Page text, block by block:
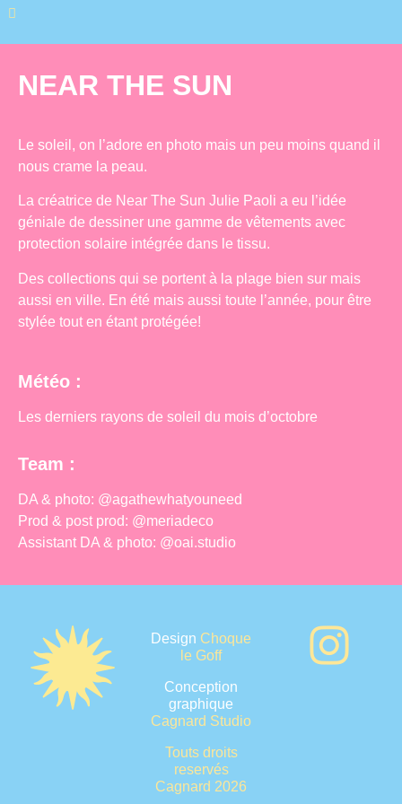
NEAR THE SUN
Le soleil, on l’adore en photo mais un peu moins quand il
nous crame la peau.
La créatrice de Near The Sun Julie Paoli a eu l’idée
géniale de dessiner une gamme de vêtements avec
protection solaire intégrée dans le tissu.
Des collections qui se portent à la plage bien sur mais
aussi en ville. En été mais aussi toute l’année, pour être
stylée tout en étant protégée!
Météo :
Les derniers rayons de soleil du mois d’octobre
Team :
DA & photo: @agathewhatyouneed
Prod & post prod: @meriadeco
Assistant DA & photo: @oai.studio
Design Choque
le Goff
Conception
graphique
Cagnard Studio
Touts droits
reservés
Cagnard 2026